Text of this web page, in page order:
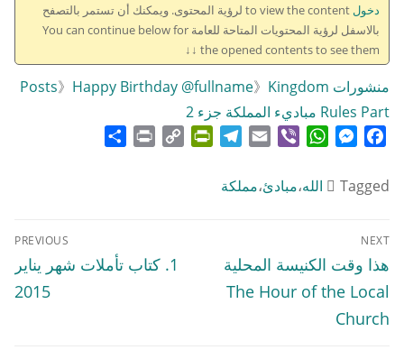
دخول
to view the content لرؤية المحتوى. ويمكنك أن تستمر بالتصفح
بالاسفل لرؤية المحتويات المتاحة للعامة You can continue below for
the opened contents to see them ↓↓
منشورات Posts 》 Happy Birthday @fullname》 Kingdom
Rules Part مباديء المملكة جزء 2
Facebook
Messenger
WhatsApp
Viber
Email
Telegram
PrintFriendly
Copy
Print
Tagged الله،مبادئ،مملكة
تصفّح
المقالات
PREVIOUS
Previous
1. كتاب تأملات شهر يناير
2015
NEXT
Next
post:
هذا وقت الكنيسة المحلية
The Hour of the Local
Church